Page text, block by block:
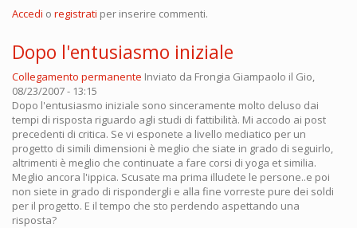
Accedi o registrati per inserire commenti.
Dopo l'entusiasmo iniziale
Collegamento permanente Inviato da Frongia Giampaolo il Gio,
08/23/2007 - 13:15
Dopo l'entusiasmo iniziale sono sinceramente molto deluso dai
tempi di risposta riguardo agli studi di fattibilità. Mi accodo ai post
precedenti di critica. Se vi esponete a livello mediatico per un
progetto di simili dimensioni è meglio che siate in grado di seguirlo,
altrimenti è meglio che continuate a fare corsi di yoga et similia.
Meglio ancora l'ippica. Scusate ma prima illudete le persone..e poi
non siete in grado di rispondergli e alla fine vorreste pure dei soldi
per il progetto. E il tempo che sto perdendo aspettando una
risposta?